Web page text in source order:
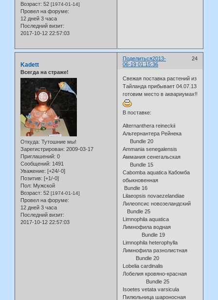
Возраст: 52 [1974-01-14]
Провел на форуме:
12 дней 3 часа
Последний визит:
2017-10-12 22:57:03
Поделиться 24
2013-
06-19 01:15:36
Kadett
Всегда на страже!
Откуда: Тутошние мы!
Зарегистрирован: 2009-03-17
Приглашений: 0
Сообщений: 1491
Уважение: [+24/-0]
Позитив: [+1/-0]
Пол: Мужской
Возраст: 52 [1974-01-14]
Провел на форуме:
12 дней 3 часа
Последний визит:
2017-10-12 22:57:03
Свежая поставка растений из
Тайланда прибывает 04.07.13
готовим место в аквариумах!!
В поставке:
Alternanthera reineckii
Альтернантера Рейнека
Bundle 20
Ammania senegalensis
Аммания сенегальская
Bundle 15
Cabomba aquatica Кабомба
обыкновенная
Bundle 16
Lilaeopsis novaezelandiae
Лилеопсис новозеландский
Bundle 25
Limnophila aquatica
Лимнофила водная
Bundle 19
Limnophila heterophylla
Лимнофила разнолистная
Bundle 20
Lobelia cardinalis
Лобелия кровяно-красная
Bundle 25
Isoetes vetata varsicula
Пилюльница шароносная